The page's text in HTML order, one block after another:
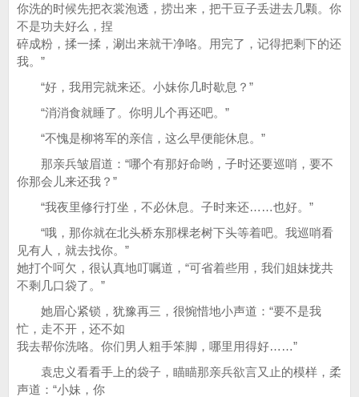
你洗的时候先把衣裳泡透，捞出来，把干豆子丢进去几颗。你
不是功夫好么，捏
碎成粉，揉一揉，涮出来就干净咯。用完了，记得把剩下的还
我。”
“好，我用完就来还。小妹你几时歇息？”
“消消食就睡了。你明儿个再还吧。”
“不愧是柳将军的亲信，这么早便能休息。”
那亲兵皱眉道：“哪个有那好命哟，子时还要巡哨，要不
你那会儿来还我？”
“我夜里修行打坐，不必休息。子时来还……也好。”
“哦，那你就在北头桥东那棵老树下头等着吧。我巡哨看
见有人，就去找你。”
她打个呵欠，很认真地叮嘱道，“可省着些用，我们姐妹拢共
不剩几口袋了。”
她眉心紧锁，犹豫再三，很惋惜地小声道：“要不是我
忙，走不开，还不如
我去帮你洗咯。你们男人粗手笨脚，哪里用得好……”
袁忠义看看手上的袋子，瞄瞄那亲兵欲言又止的模样，柔
声道：“小妹，你